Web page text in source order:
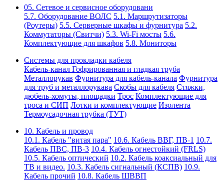
05. Сетевое и сервисное оборудовани
5.7. Оборудование ВОЛС 5.1. Маршрутизаторы
(Роутеры) 5.5. Серверные шкафы и фурнитура 5.2.
Коммутаторы (Свитчи) 5.3. Wi-Fi мосты 5.6.
Комплектующие для шкафов 5.8. Мониторы
Системы для прокладки кабеля
Кабель-канал Гофрированная и гладкая труба
Металлорукав Фурнитура для кабель-канала Фурнитура
для труб и металлорукава Скобы для кабеля Стяжки,
дюбель-хомуты, площадки Трос Комплектующие для
троса и СИП Лотки и комплектующие Изолента
Термоусадочная трубка (ТУТ)
10. Кабель и провод
10.1. Кабель "витая пара" 10.6. Кабель ВВГ, ПВ-1 10.7.
Кабель ПВС, ПВ-3 10.4. Кабель огнестойкий (FRLS)
10.5. Кабель оптический 10.2. Кабель коаксиальный для
ТВ и видео. 10.3. Кабель сигнальный (КСПВ) 10.9.
Кабель прочий 10.8. Кабель ШВВП